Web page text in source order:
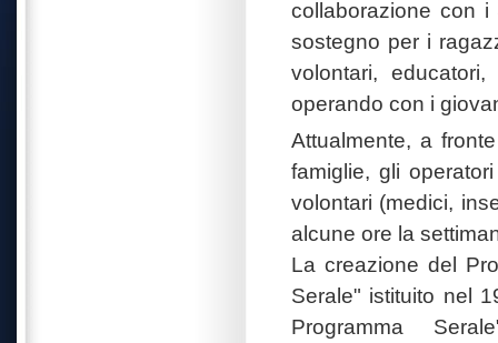
collaborazione con i
sostegno per i
volontari,
operando con i
Attualmente, a
famiglie, gli operatori
volontari (medici,
alcune ore la
La creazione del
Serale" istituito nel
Pro­gramma